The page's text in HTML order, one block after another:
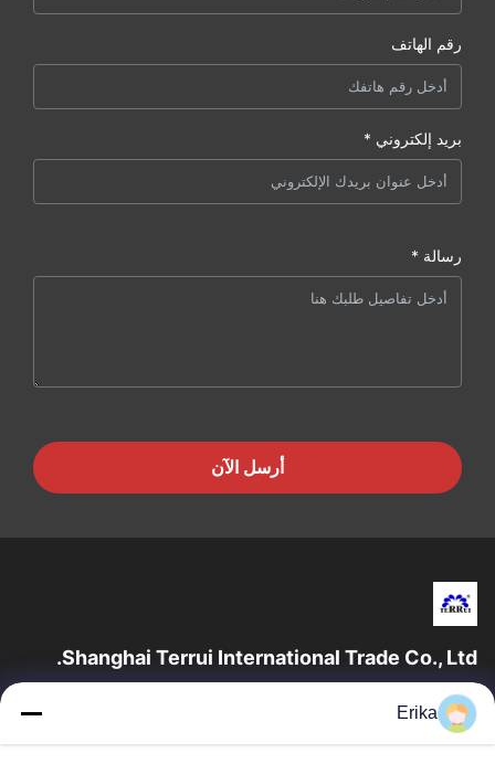
رقم الهاتف
بريد إلكتروني *
رسالة *
أرسل الآن
Shanghai Terrui International Trade Co., Ltd.
في تطوير وتصنيع وبيع معدات الثروة الحيوانية.
روابط سريعة
Erika